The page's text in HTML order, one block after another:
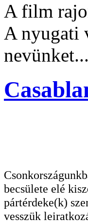
A film
A nyugati
nevünket...
becsülete elé
pártérdeke(k)
vesszük